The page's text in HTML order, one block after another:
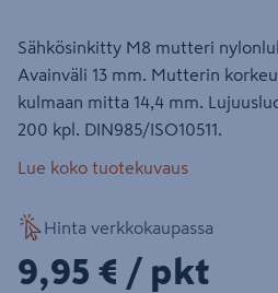
Sähkösinkitty M8 mutteri
Avainväli 13 mm. Mutterin
kulmaan mitta 14,4 mm.
200 kpl. DIN985/ISO10511.
Lue koko tuotekuvaus
Hinta verkkokaupassa
9,95€/pkt
9,95 € / pkt